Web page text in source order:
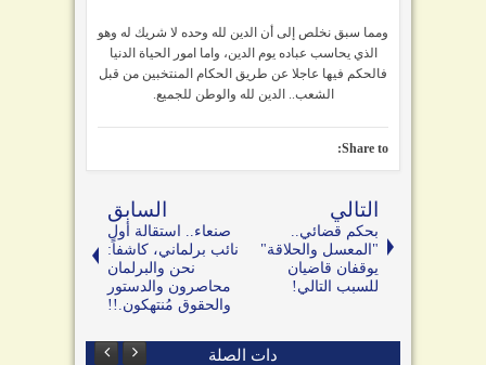
ومما سبق نخلص إلى أن الدين لله وحده لا شريك له وهو
الذي يحاسب عباده يوم الدين، واما امور الحياة الدنيا
فالحكم فيها عاجلا عن طريق الحكام المنتخبين من قبل
الشعب.. الدين لله والوطن للجميع.
Share to:
التالي
بحكم قضائي..
"المعسل والحلاقة"
يوقفان قاضيان
للسبب التالي!
السابق
صنعاء.. استقالة أول
نائب برلماني، كاشفاً:
نحن والبرلمان
محاصرون والدستور
والحقوق مُنتهكون.!!
دات الصلة